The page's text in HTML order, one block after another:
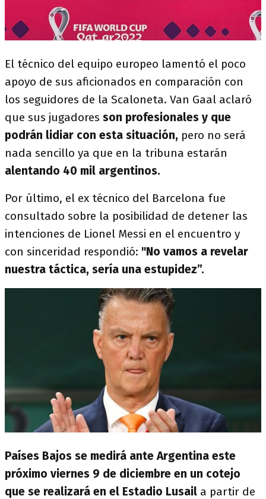
El técnico del equipo europeo lamentó el poco
apoyo de sus aficionados en comparación con
los seguidores de la Scaloneta. Van Gaal aclaró
que sus jugadores son profesionales y que
podrán lidiar con esta situación, pero no será
nada sencillo ya que en la tribuna estarán
alentando 40 mil argentinos.
Por último, el ex técnico del Barcelona fue
consultado sobre la posibilidad de detener las
intenciones de Lionel Messi en el encuentro y
con sinceridad respondió: "No vamos a revelar
nuestra táctica, sería una estupidez”.
Países Bajos se medirá ante Argentina este
próximo viernes 9 de diciembre en un cotejo
que se realizará en el Estadio Lusail a partir de